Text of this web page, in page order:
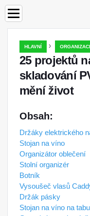
HLAVNÍ ›
25 projektů
skladování
mění život
Obsah:
Držáky elektrického
Stojan na víno
Organizátor oblečení
Stolní organizér
Botník
Vysoušeč vlasů
Držák pásky
Stojan na víno na